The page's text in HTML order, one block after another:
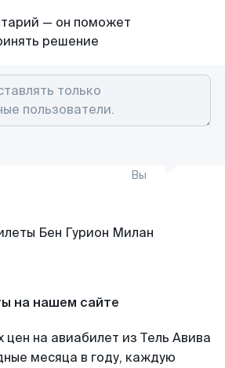
— он поможет
решение
Вы
на нашем сайте
цен на авиабилет из Тель Авива
месяца в году, каждую